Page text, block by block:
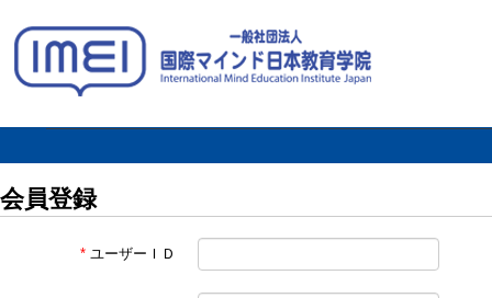
会員登録
* ユーザーＩＤ